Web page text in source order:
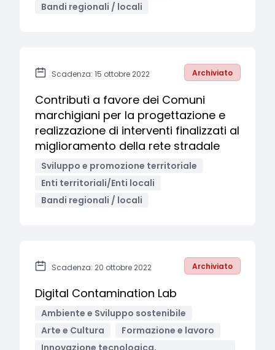
Bandi regionali / locali
Scadenza: 15 ottobre 2022 Archiviato
Contributi a favore dei Comuni
marchigiani per la progettazione e
realizzazione di interventi finalizzati al
miglioramento della rete stradale
Sviluppo e promozione territoriale
Enti territoriali/Enti locali
Bandi regionali / locali
Scadenza: 20 ottobre 2022 Archiviato
Digital Contamination Lab
Ambiente e Sviluppo sostenibile
Arte e Cultura
Formazione e lavoro
Innovazione tecnologica,